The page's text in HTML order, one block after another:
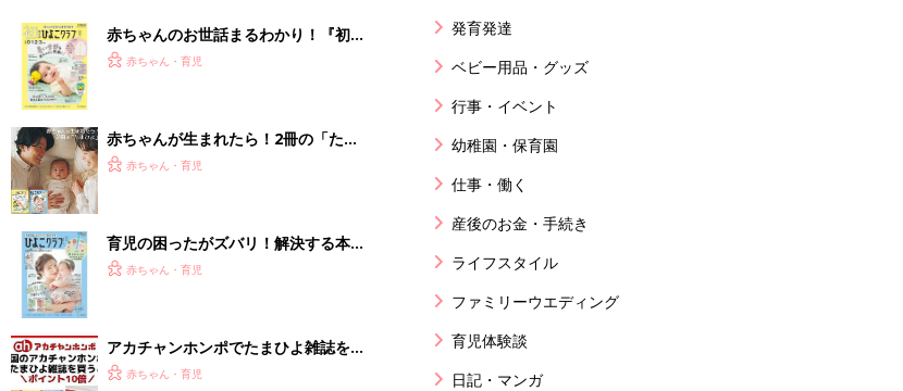
赤ちゃんのお世話まるわかり！『初め
てのひよこクラブ 夏号』〈巻頭大特
赤ちゃん・育児
赤ちゃんが生まれたら！2冊の「たま
ひよ」
赤ちゃん・育児
育児の困ったがズバリ！解決する本
『ひよこクラブ 秋号』 4カ月～2才
赤ちゃん・育児
アカチャンホンポでたまひよ雑誌を買
うとポイント10倍【期間限定】
赤ちゃん・育児
発育発達
ベビー用品・グッズ
行事・イベント
幼稚園・保育園
仕事・働く
産後のお金・手続き
ライフスタイル
ファミリーウエディング
育児体験談
日記・マンガ